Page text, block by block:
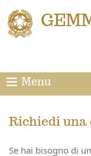
Menu
Richiedi una
Se hai bisogno di